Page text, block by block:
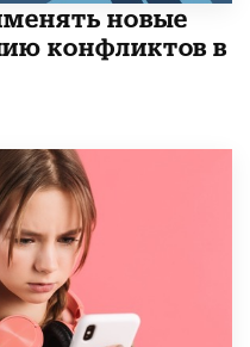
новые
конфликтов в